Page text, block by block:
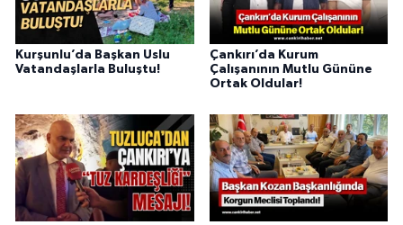
Kurşunlu’da Başkan Uslu
Vatandaşlarla Buluştu!
Çankırı’da Kurum
Çalışanının Mutlu Gününe
Ortak Oldular!